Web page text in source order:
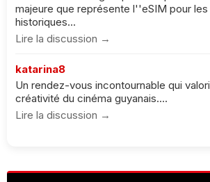
majeure que représente l''eSIM pour
historiques...
Lire la discussion →
katarina8
Un rendez-vous incontournable qui
créativité du cinéma guyanais....
Lire la discussion →